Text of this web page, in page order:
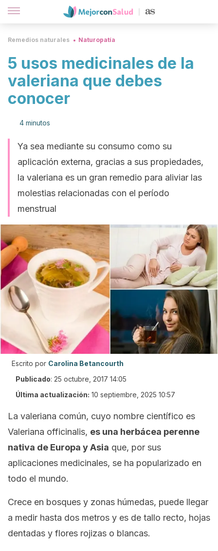
Remedios naturales Naturopatía
5 usos medicinales de la
valeriana que debes
conocer
4 minutos
Ya sea mediante su consumo como su
aplicación externa, gracias a sus propiedades,
la valeriana es un gran remedio para aliviar las
molestias relacionadas con el período
menstrual
Escrito por Carolina Betancourth
Publicado: 25 octubre, 2017 14:05
Última actualización: 10 septiembre, 2025 10:57
La valeriana común, cuyo nombre científico es
Valeriana officinalis, es una herbácea perenne
nativa de Europa y Asia que, por sus
aplicaciones medicinales, se ha popularizado en
todo el mundo.
Crece en bosques y zonas húmedas, puede llegar
a medir hasta dos metros y es de tallo recto, hojas
dentadas y flores rojizas o blancas.